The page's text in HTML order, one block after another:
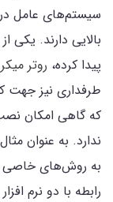
سیستم‌های عامل
بالایی دارند. یکی
پیدا کرده، روتر
طرفداری نیز جهت
که گاهی امکان
ندارد. به عنوان مثال
به روش‌های خاصی
رابطه با دو نرم